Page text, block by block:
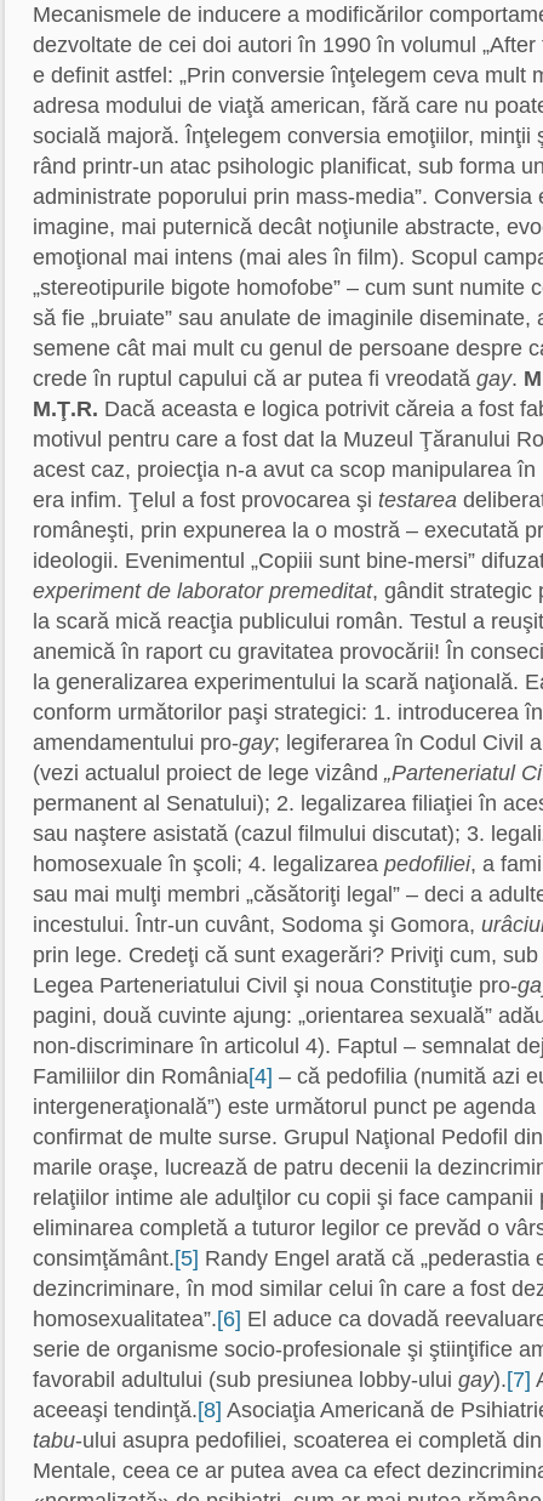
Mecanismele de inducere a modificărilor
dezvoltate de cei doi autori în 1990 în volumul „After
e definit astfel: „Prin conversie înţelegem ceva mult
adresa modului de viaţă american, fără care nu
socială majoră. Înţelegem conversia emoţiilor, minţii
rând printr-un atac psihologic planificat, sub forma
administrate poporului prin mass-media”. Conversia
imagine, mai puternică decât noţiunile abstracte,
emoţional mai intens (mai ales în film). Scopul
„stereotipurile bigote homofobe” – cum sunt numite
să fie „bruiate” sau anulate de imaginile
semene cât mai mult cu genul de persoane despre
crede în ruptul capului că ar putea fi vreodată gay.
M.Ţ.R. Dacă aceasta e logica potrivit căreia a fost
motivul pentru care a fost dat la Muzeul Ţăranului
acest caz, proiecţia n-a avut ca scop manipularea
era infim. Ţelul a fost provocarea şi testarea
româneşti, prin expunerea la o mostră – executată
ideologii. Evenimentul „Copiii sunt bine-mersi”
experiment de laborator premeditat, gândit strategic
la scară mică reacţia publicului român. Testul a
anemică în raport cu gravitatea provocării! În
la generalizarea experimentului la scară naţională.
conform următorilor paşi strategici: 1. introducerea
amendamentului pro-gay; legiferarea în Codul Civil
(vezi actualul proiect de lege vizând „Parteneriatul
permanent al Senatului); 2. legalizarea filiaţiei în
sau naştere asistată (cazul filmului discutat); 3.
homosexuale în şcoli; 4. legalizarea pedofiliei, a
sau mai mulţi membri „căsătoriţi legal” – deci a
incestului. Într-un cuvânt, Sodoma şi Gomora,
prin lege. Credeţi că sunt exagerări? Priviţi cum,
Legea Parteneriatului Civil şi noua Constituţie pro-
pagini, două cuvinte ajung: „orientarea sexuală”
non-discriminare în articolul 4). Faptul – semnalat
Familiilor din România[4] – că pedofilia (numită azi
intergeneraţională”) este următorul punct pe
confirmat de multe surse. Grupul Naţional Pedofil
marile oraşe, lucrează de patru decenii la
relaţiilor intime ale adulţilor cu copii şi face campanii
eliminarea completă a tuturor legilor ce prevăd o
consimţământ.[5] Randy Engel arată că „pederastia
dezincriminare, în mod similar celui în care a fost
homosexualitatea”.[6] El aduce ca dovadă
serie de organisme socio-profesionale şi ştiinţifice
favorabil adultului (sub presiunea lobby-ului gay).[7]
aceeaşi tendinţă.[8] Asociaţia Americană de
tabu-ului asupra pedofiliei, scoaterea ei completă
Mentale, ceea ce ar putea avea ca efect